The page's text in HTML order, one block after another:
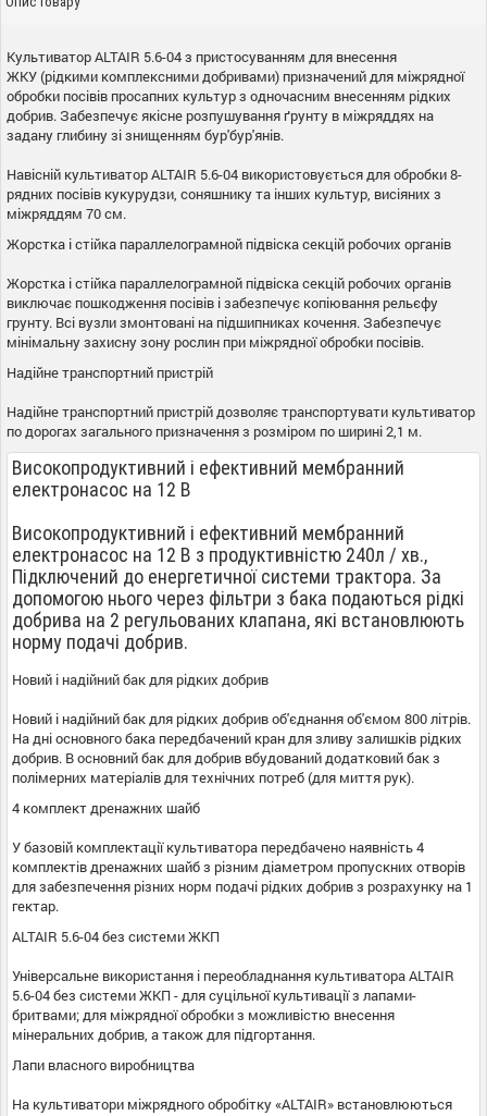
КультиваторALTAIR 5.6-04з пристосуванням для внесення
ЖКУ(рідкими комплекснимидобривами) призначенийдля міжрядної
обробки посівів просапних культурз одночасним внесенням рідких
добрив.Забезпечуєякісне розпушування ґрунту в міжряддях на
задану глибинузі знищенням бур'бур'янів.
Навісній культиваторALTAIR 5.6-04 використовуєтьсядляобробки8-
рядних посівів кукурудзи, соняшникута інших культур, висіяних з
міжряддям 70см.
Жорстка істійка параллелограмной підвіскасекцій робочих органів
Жорстка істійка параллелограмной підвіскасекцій робочих органів
виключає пошкодження посівів ізабезпечує копіювання рельєфу
грунту. Всі вузлизмонтовані на підшипниках кочення.Забезпечує
мінімальнузахиснузону рослин при міжрядноїобробки посівів.
Надійнетранспортний пристрій
Надійнетранспортний пристрійдозволяєтранспортувати культиватор
подорогах загального призначенняз розміром по ширині2,1 м.
Високопродуктивний і ефективний мембранний
електронасос на 12 В
Високопродуктивний і ефективний мембранний
електронасос на 12 В з продуктивністю 240л / хв.,
Підключений до енергетичної системи трактора. За
допомогою нього через фільтри з бака подаються рідкі
добрива на 2 регульованих клапана, які встановлюють
норму подачі добрив.
Новий і надійнийбакдля рідких добрив
Новий і надійнийбакдля рідких добривоб'єднання об'ємом 800літрів.
Надніосновногобака передбачений крандлязливузалишків рідких
добрив. Восновний бакдлядобрив вбудованийдодатковийбакз
полімерних матеріалівдлятехнічних потреб(для миття рук).
4 комплектдренажних шайб
Убазовій комплектації культиватора передбачено наявність4
комплектівдренажних шайбз різним діаметром пропускних отворів
длязабезпечення різних норм подачі рідких добривз розрахунку на 1
гектар.
ALTAIR 5.6-04без системиЖКП
Універсальне використання і переобладнання культиватораALTAIR
5.6-04без системиЖКП-длясуцільної культиваціїз лапами-
бритвами;для міжрядноїобробкиз можливістю внесення
мінеральних добрив, атакождля підгортання.
Лапи власного виробництва
На культиватори міжрядного обробітку«ALTAIR» встановлюються